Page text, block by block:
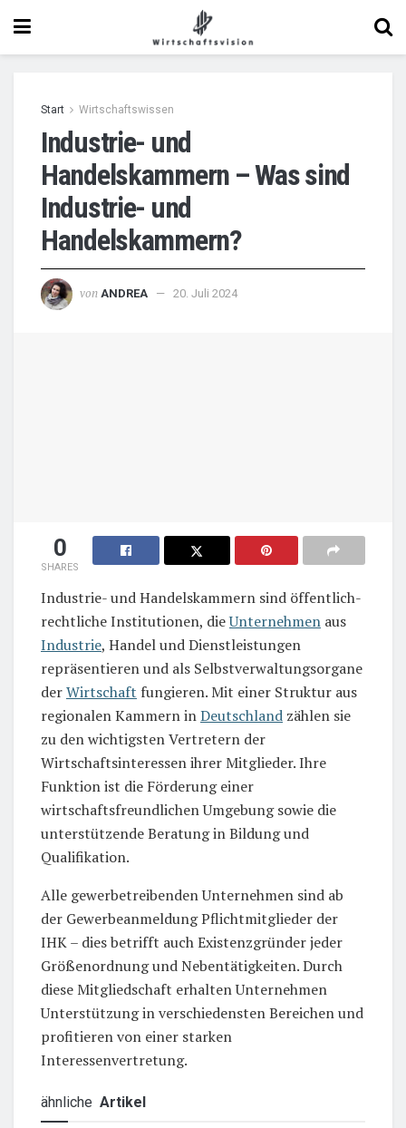
Start Wirtschaftswissen
Industrie- und
Handelskammern – Was sind
Industrie- und
Handelskammern?
von ANDREA 20. Juli 2024
0
SHARES
Industrie- und Handelskammern sind öffentlich-
rechtliche Institutionen, dieUnternehmen aus
Industrie, Handel und Dienstleistungen
repräsentieren und als Selbstverwaltungsorgane
derWirtschaft fungieren. Mit einer Struktur aus
regionalen Kammern inDeutschland zählen sie
zu den wichtigsten Vertretern der
Wirtschaftsinteressen ihrer Mitglieder. Ihre
Funktion ist die Förderung einer
wirtschaftsfreundlichen Umgebung sowie die
unterstützende Beratung in Bildung und
Qualifikation.
Alle gewerbetreibenden Unternehmen sind ab
der Gewerbeanmeldung Pflichtmitglieder der
IHK – dies betrifft auch Existenzgründer jeder
Größenordnung und Nebentätigkeiten. Durch
diese Mitgliedschaft erhalten Unternehmen
Unterstützung in verschiedensten Bereichen und
profitieren von einer starken
Interessenvertretung.
ähnliche Artikel